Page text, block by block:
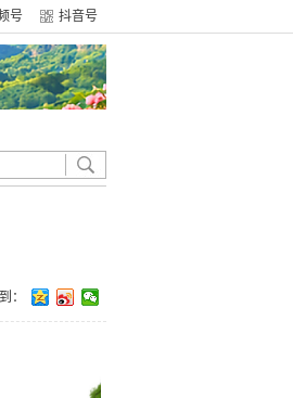
号 抖音号
：